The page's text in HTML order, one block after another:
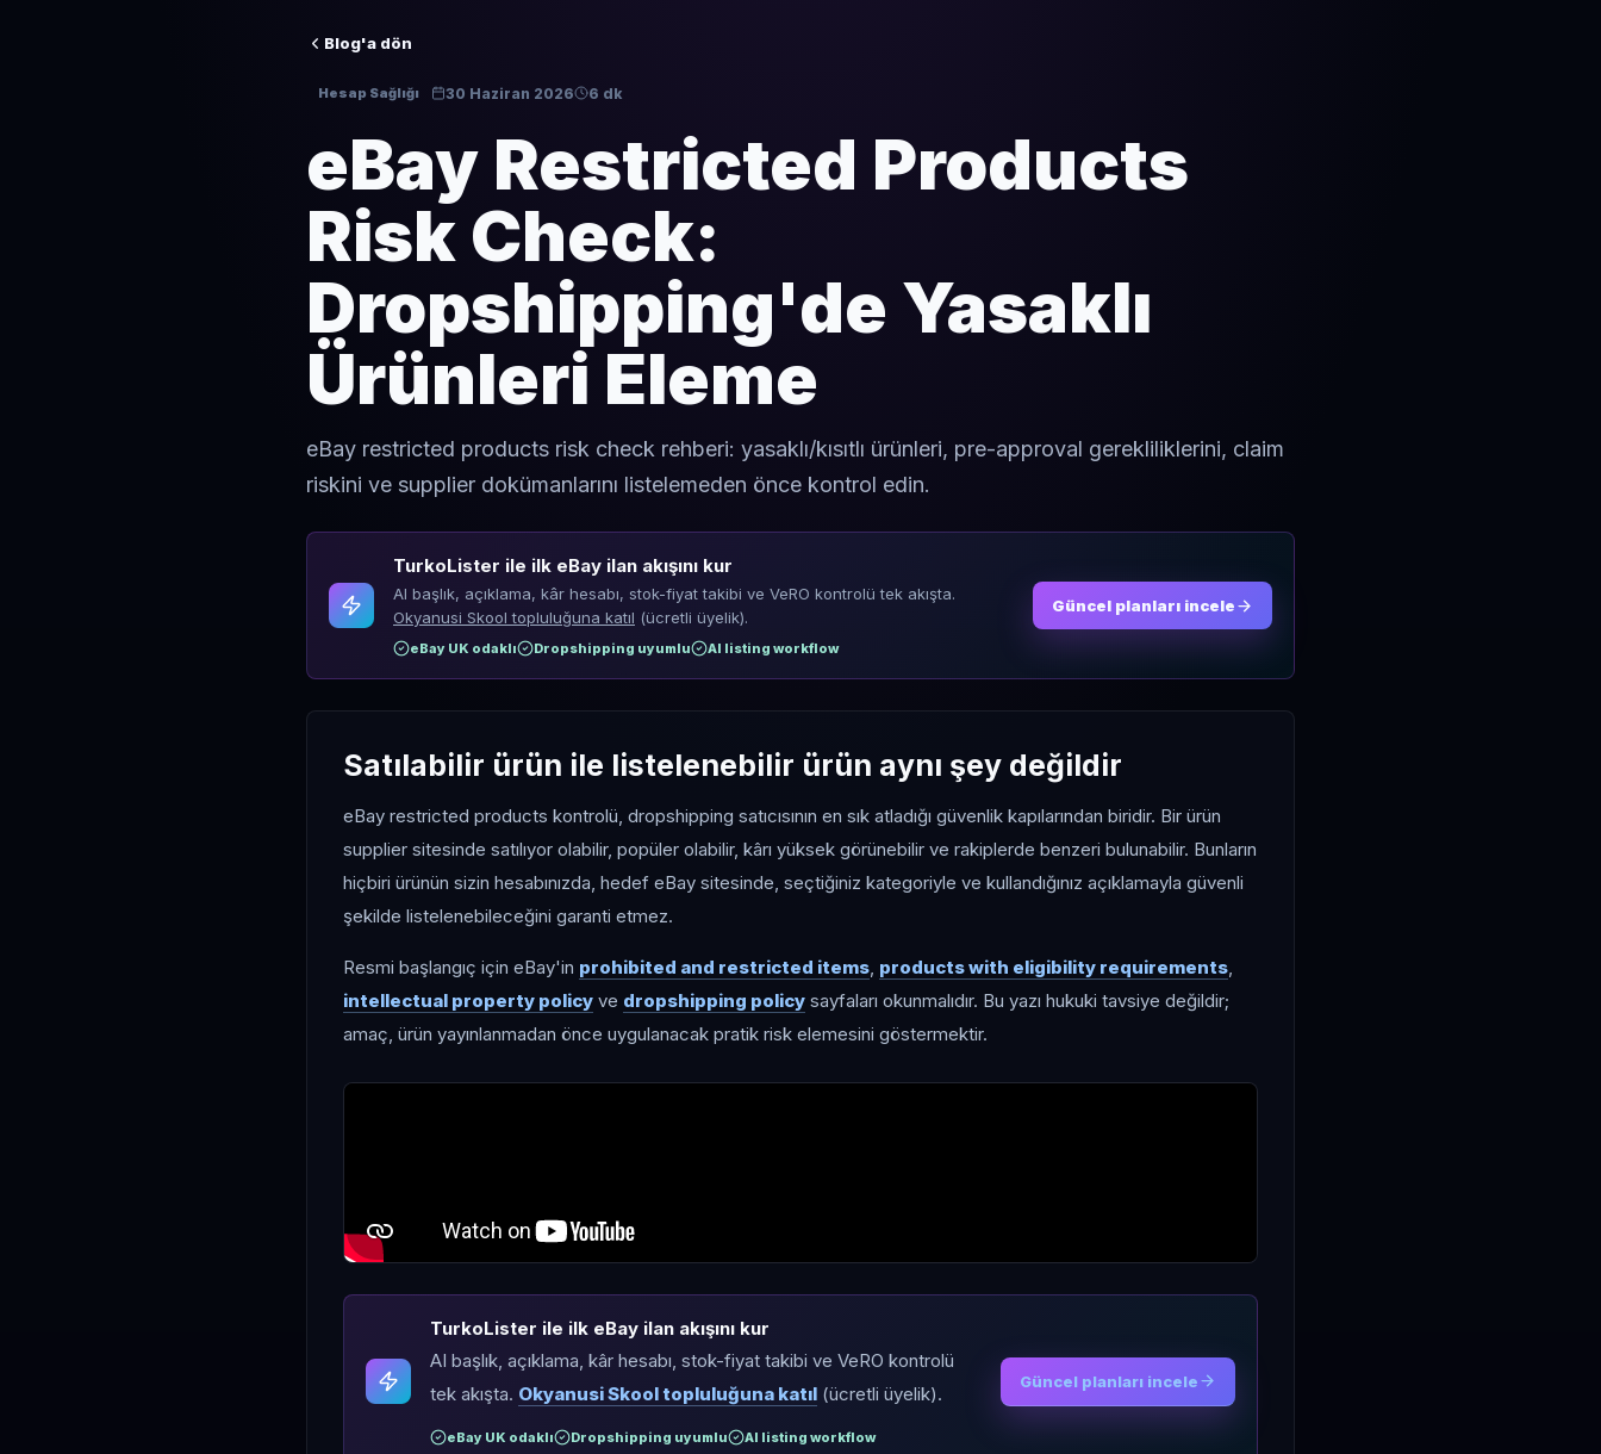
Blog'a dön
Hesap Sağlığı 30 Haziran 2026 6 dk
eBay Restricted Products
Risk Check:
Dropshipping'de Yasaklı
Ürünleri Eleme
eBay restricted products risk check rehberi: yasaklı/kısıtlı ürünleri, pre-approval gerekliliklerini, claim
riskini ve supplier dokümanlarını listelemeden önce kontrol edin.
TurkoLister ile ilk eBay ilan akışını kur
AI başlık, açıklama, kâr hesabı, stok-fiyat takibi ve VeRO kontrolü tek akışta.
Okyanusi Skool topluluğuna katıl (ücretli üyelik).
eBay UK odaklı Dropshipping uyumlu AI listing workflow
Güncel planları incele
Satılabilir ürün ile listelenebilir ürün aynı şey değildir
eBay restricted products kontrolü, dropshipping satıcısının en sık atladığı güvenlik kapılarından biridir. Bir ürün
supplier sitesinde satılıyor olabilir, popüler olabilir, kârı yüksek görünebilir ve rakiplerde benzeri bulunabilir. Bunların
hiçbiri ürünün sizin hesabınızda, hedef eBay sitesinde, seçtiğiniz kategoriyle ve kullandığınız açıklamayla güvenli
şekilde listelenebileceğini garanti etmez.
Resmi başlangıç için eBay'in prohibited and restricted items, products with eligibility requirements,
intellectual property policy ve dropshipping policy sayfaları okunmalıdır. Bu yazı hukuki tavsiye değildir;
amaç, ürün yayınlanmadan önce uygulanacak pratik risk elemesini göstermektir.
TurkoLister ile ilk eBay ilan akışını kur
AI başlık, açıklama, kâr hesabı, stok-fiyat takibi ve VeRO kontrolü
tek akışta. Okyanusi Skool topluluğuna katıl (ücretli üyelik).
eBay UK odaklı Dropshipping uyumlu AI listing workflow
Güncel planları incele